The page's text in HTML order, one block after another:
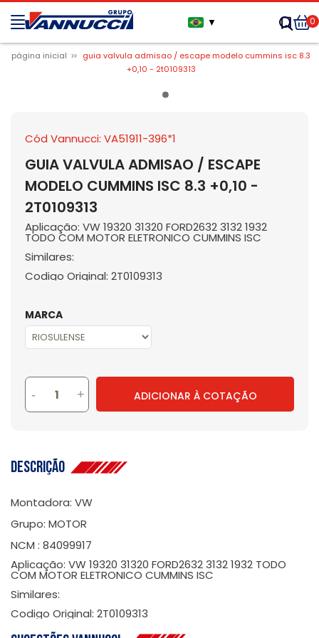
▼ 0
página inicial
guia valvula admisao / escape modelo cummins isc 8.3
+0,10 - 2t0109313
Cód Vannucci: VA51911-396*1
GUIA VALVULA ADMISAO / ESCAPE
MODELO CUMMINS ISC 8.3 +0,10 -
2T0109313
Aplicação: VW 19320 31320 FORD2632 3132 1932
TODO COM MOTOR ELETRONICO CUMMINS ISC
Similares:
Codigo Original: 2T0109313
MARCA
- + ADICIONAR À COTAÇÃO
Descrição
Montadora: VW
Grupo: MOTOR
NCM : 84099917
Aplicação: VW 19320 31320 FORD2632 3132 1932 TODO
COM MOTOR ELETRONICO CUMMINS ISC
Similares:
Codigo Original: 2T0109313